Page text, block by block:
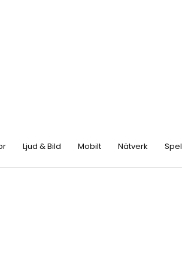
Ljud & Bild Mobilt Nätverk Spel